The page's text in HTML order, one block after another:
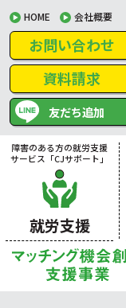
HOME 会社概要
お問い合わせ
資料請求
友だち追加
障害のある方の就労支援
サービス「CJサポート」
就労支援